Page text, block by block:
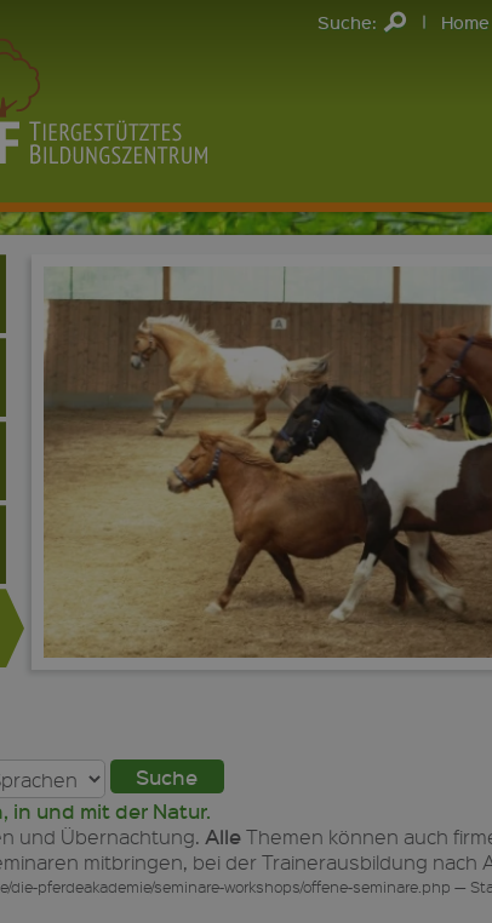
Suche: | Home
in und mit der Natur.
und Übernachtung. AlleThemen können auch
mitbringen, bei der Trainerausbildung nach
pferdeakademie/seminare-workshops/offene-seminare.php —